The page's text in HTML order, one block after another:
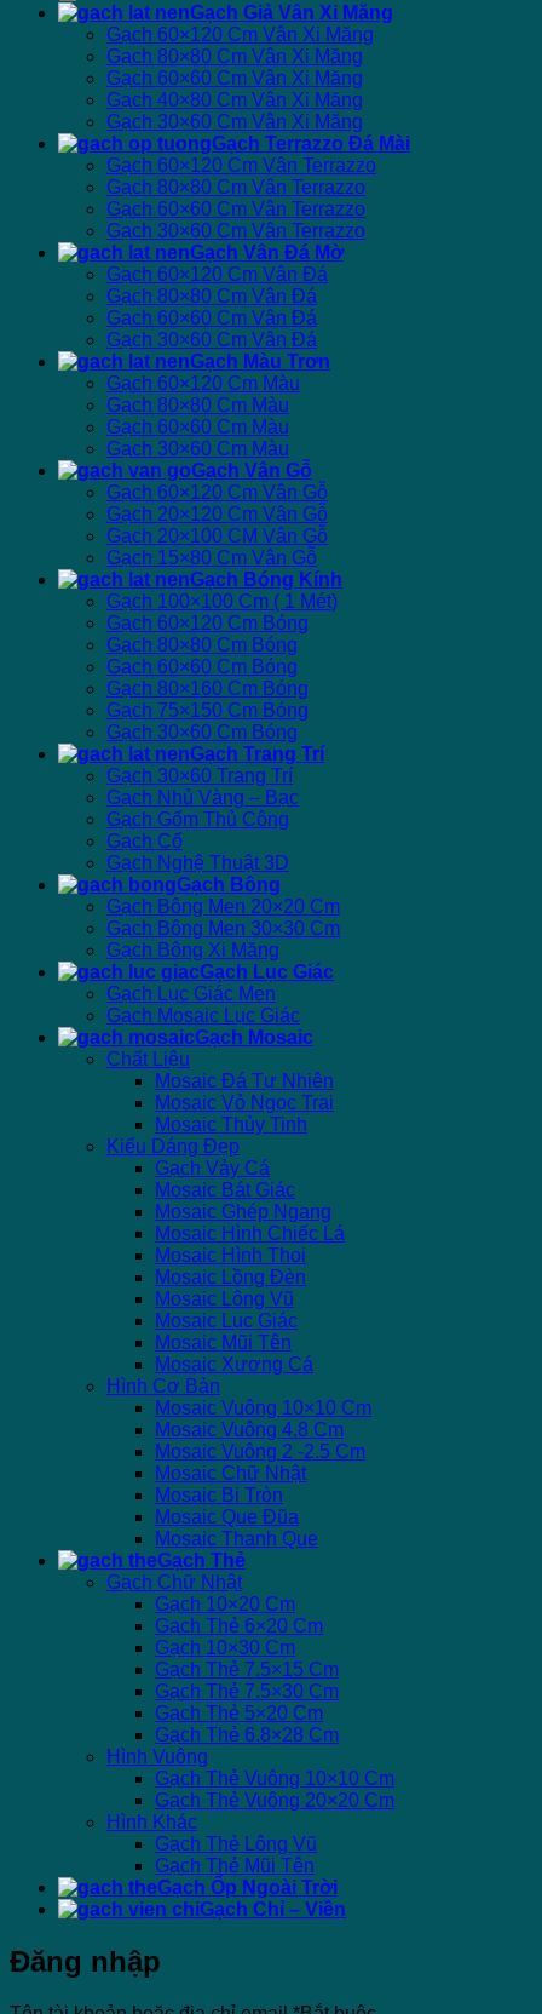
Gạch Giả Vân Xi Măng
Gạch 60×120 Cm Vân Xi Măng
Gạch 80×80 Cm Vân Xi Măng
Gạch 60×60 Cm Vân Xi Măng
Gạch 40×80 Cm Vân Xi Măng
Gạch 30×60 Cm Vân Xi Măng
Gạch Terrazzo Đá Mài
Gạch 60×120 Cm Vân Terrazzo
Gạch 80×80 Cm Vân Terrazzo
Gạch 60×60 Cm Vân Terrazzo
Gạch 30×60 Cm Vân Terrazzo
Gạch Vân Đá Mờ
Gạch 60×120 Cm Vân Đá
Gạch 80×80 Cm Vân Đá
Gạch 60×60 Cm Vân Đá
Gạch 30×60 Cm Vân Đá
Gạch Màu Trơn
Gạch 60×120 Cm Màu
Gạch 80×80 Cm Màu
Gạch 60×60 Cm Màu
Gạch 30×60 Cm Màu
Gạch Vân Gỗ
Gạch 60×120 Cm Vân Gỗ
Gạch 20×120 Cm Vân Gỗ
Gạch 20×100 CM Vân Gỗ
Gạch 15×80 Cm Vân Gỗ
Gạch Bóng Kính
Gạch 100×100 Cm ( 1 Mét)
Gạch 60×120 Cm Bóng
Gạch 80×80 Cm Bóng
Gạch 60×60 Cm Bóng
Gạch 80×160 Cm Bóng
Gạch 75×150 Cm Bóng
Gạch 30×60 Cm Bóng
Gạch Trang Trí
Gạch 30×60 Trang Trí
Gạch Nhủ Vàng – Bạc
Gạch Gốm Thủ Công
Gạch Cổ
Gạch Nghệ Thuật 3D
Gạch Bông
Gạch Bông Men 20×20 Cm
Gạch Bông Men 30×30 Cm
Gạch Bông Xi Măng
Gạch Lục Giác
Gạch Lục Giác Men
Gạch Mosaic Lục Giác
Gạch Mosaic
Chất Liệu
Mosaic Đá Tự Nhiên
Mosaic Vỏ Ngọc Trai
Mosaic Thủy Tinh
Kiểu Dáng Đẹp
Gạch Vảy Cá
Mosaic Bát Giác
Mosaic Ghép Ngang
Mosaic Hình Chiếc Lá
Mosaic Hình Thoi
Mosaic Lồng Đèn
Mosaic Lông Vũ
Mosaic Lục Giác
Mosaic Mũi Tên
Mosaic Xương Cá
Hình Cơ Bản
Mosaic Vuông 10×10 Cm
Mosaic Vuông 4.8 Cm
Mosaic Vuông 2 -2.5 Cm
Mosaic Chữ Nhật
Mosaic Bi Tròn
Mosaic Que Đũa
Mosaic Thanh Que
Gạch Thẻ
Gạch Chữ Nhật
Gạch 10×20 Cm
Gạch Thẻ 6×20 Cm
Gạch 10×30 Cm
Gạch Thẻ 7.5×15 Cm
Gạch Thẻ 7.5×30 Cm
Gạch Thẻ 5×20 Cm
Gạch Thẻ 6.8×28 Cm
Hình Vuông
Gạch Thẻ Vuông 10×10 Cm
Gạch Thẻ Vuông 20×20 Cm
Hình Khác
Gạch Thẻ Lông Vũ
Gạch Thẻ Mũi Tên
Gạch Ốp Ngoài Trời
Gạch Chỉ – Viền
Đăng nhập